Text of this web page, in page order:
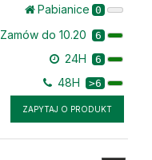
Pabianice 0
Zamów do 10.20 6
24H 6
48H >6
ZAPYTAJ O PRODUKT